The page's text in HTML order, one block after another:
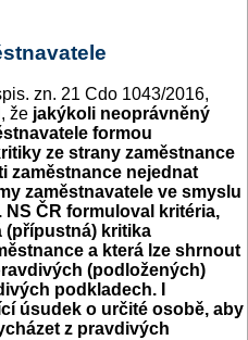
zn. 21 Cdo 1043/2016,
že jakýkoli neoprávněný
formou
ze strany zaměstnance
zaměstnance nejednat
zaměstnavatele ve smyslu
NS ČR formuloval kritéria,
(přípustná) kritika
a která lze shrnout
(podložených)
podkladech. I
úsudek o určité osobě, aby
z pravdivých